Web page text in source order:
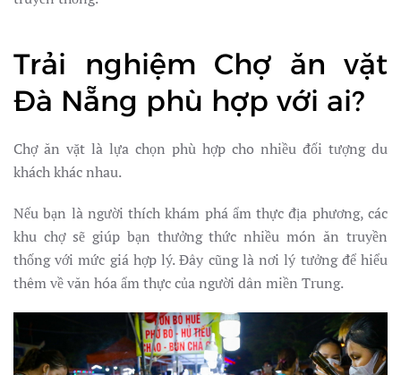
Trải nghiệm Chợ ăn vặt
Đà Nẵng phù hợp với ai?
Chợ ăn vặt là lựa chọn phù hợp cho nhiều đối tượng du
khách khác nhau.
Nếu bạn là người thích khám phá ẩm thực địa phương, các
khu chợ sẽ giúp bạn thưởng thức nhiều món ăn truyền
thống với mức giá hợp lý. Đây cũng là nơi lý tưởng để hiểu
thêm về văn hóa ẩm thực của người dân miền Trung.